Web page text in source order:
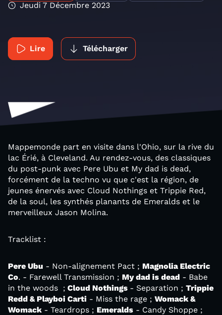
Jeudi 7 Décembre 2023
Lire Télécharger
Mappemonde part en visite dans l'Ohio, sur la rive du
lac Érié, à Cleveland. Au rendez-vous, des classiques
du post-punk avec Pere Ubu et My dad is dead,
forcément de la techno vu que c'est la région, de
jeunes énervés avec Cloud Nothings et Trippie Red,
de la soul, les synthés planants de Emeralds et le
merveilleux Jason Molina.
Tracklist :
Pere Ubu - Non-alignement Pact ; Magnolia Electric
Co. - Farewell Transmission ; My dad is dead - Babe
in the woods ; Cloud Nothings - Separation ; Trippie
Redd & Playboi Carti - Miss the rage ; Womack &
Womack- Teardrops ; Emeralds - Candy Shoppe ;